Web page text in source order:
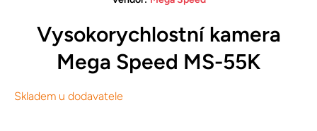
Vysokorychlostní kamera
Mega Speed MS-55K
Skladem u dodavatele